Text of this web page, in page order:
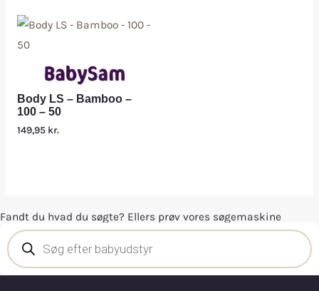
Body LS – Bamboo –
100 – 50
149,95 kr.
Fandt du hvad du søgte? Ellers prøv vores søgemaskine